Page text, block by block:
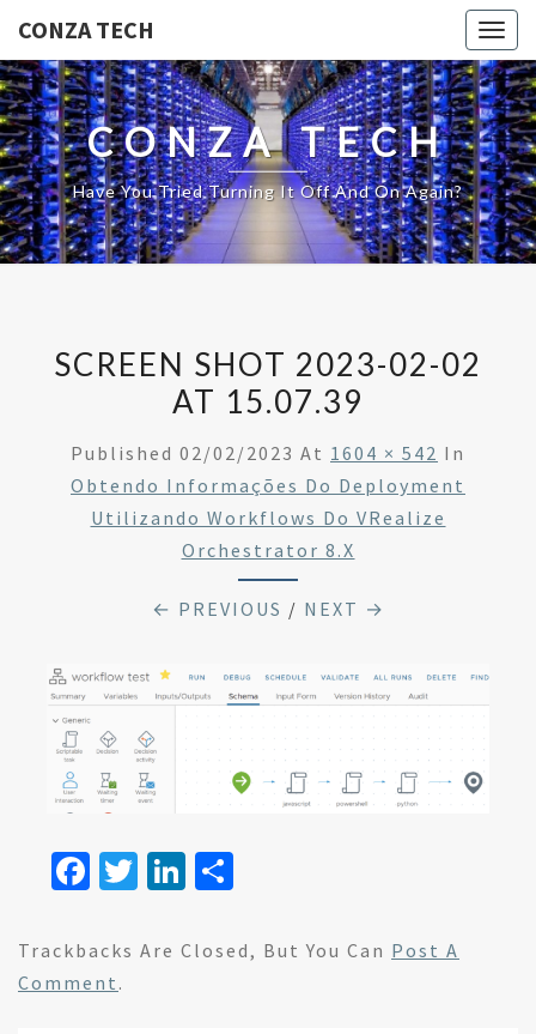
CONZA TECH
CONZA TECH
Have You Tried Turning It Off And On Again?
SCREEN SHOT 2023-02-02
AT 15.07.39
Published 02/02/2023 At 1604 × 542 In
Obtendo Informações Do Deployment
Utilizando Workflows Do VRealize
Orchestrator 8.x
← PREVIOUS / NEXT →
Fa
b
o
T
tt
Li
ke ar
Trackbacks Are Closed, But You Can Post A
Comment .